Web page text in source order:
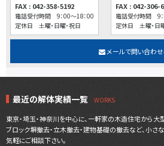
FAX : 042-358-5192
電話受付時間 9：00～18：00
定休日 土曜・日曜・祝日
FAX : 042-306-
電話受付時間 9
定休日 土曜・日
メールで問い合わせ
最近の解体実績一覧
東京・埼玉・神奈川を中心に、一軒家の木造住宅から大
ブロック塀撤去・立木撤去・建物基礎の撤去など、小さ
気軽にご相談下さい。